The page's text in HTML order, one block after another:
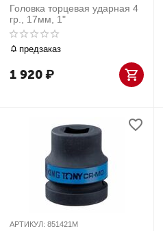
Головка торцевая ударная 4
гр., 17мм, 1"
предзаказ
1 920₽
АРТИКУЛ: 851421M